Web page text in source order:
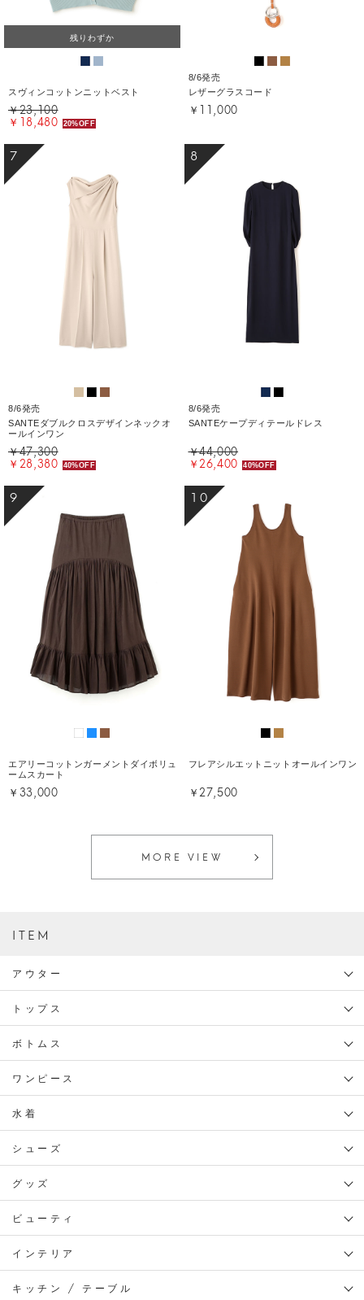
残りわずか
スヴィンコットンニットベスト
￥23,100
￥18,480 20%OFF
8/6発売
レザーグラスコード
￥11,000
7
8/6発売
SANTEダブルクロスデザインネックオ
ールインワン
￥47,300
￥28,380 40%OFF
8
8/6発売
SANTEケープディテールドレス
￥44,000
￥26,400 40%OFF
9
エアリーコットンガーメントダイボリュ
ームスカート
￥33,000
10
フレアシルエットニットオールインワン
￥27,500
MORE VIEW
ITEM
アウター
トップス
ボトムス
ワンピース
水着
シューズ
グッズ
ビューティ
インテリア
キッチン / テーブル